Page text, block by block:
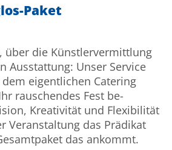
Paket
über die Künst­ler­vermittlung
Aus­stat­tung: Unser Service
ei­gent­lichen Catering
rau­schendes Fest be­
Krea­tivität und Flexi­bilität
Ver­an­staltung das Prädikat
das ankommt.